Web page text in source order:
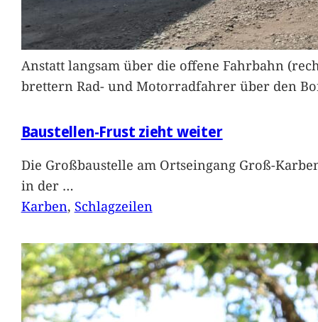
Anstatt langsam über die offene Fahrbahn
brettern Rad- und Motorradfahrer über den
Baustellen-Frust zieht weiter
Die Großbaustelle am Ortseingang Groß-
in der …
Karben, Schlagzeilen